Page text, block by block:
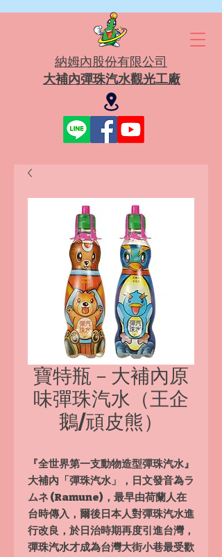
​納姆內股份有限公司
大補內彈珠汽水觀光工廠
寶特瓶－大補內原
味彈珠汽水（王企
鵝/頑皮熊）
『全世界第一支動物造型彈珠汽水』
大補內「彈珠汽水」，日文發音為ラ
ムネ (Ramune)，最早由荷蘭人在
台時傳入，爾後日本人對彈珠汽水進
行改良，於日治時期再度引進台灣，
彈珠汽水才成為台灣大街小巷最受歡